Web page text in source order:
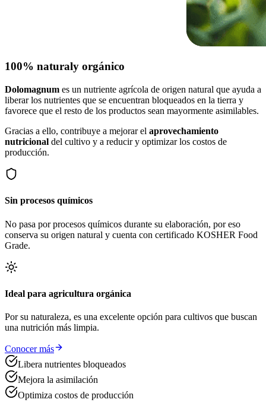
100% naturaly orgánico
Dolomagnum es un nutriente agrícola de origen natural que ayuda a
liberar los nutrientes que se encuentran bloqueados en la tierra y
favorece que el resto de los productos sean mayormente asimilables.
Gracias a ello, contribuye a mejorar el aprovechamiento
nutricional del cultivo y a reducir y optimizar los costos de
producción.
Sin procesos químicos
No pasa por procesos químicos durante su elaboración, por eso
conserva su origen natural y cuenta con certificado KOSHER Food
Grade.
Ideal para agricultura orgánica
Por su naturaleza, es una excelente opción para cultivos que buscan
una nutrición más limpia.
Conocer más
Libera nutrientes bloqueados
Mejora la asimilación
Optimiza costos de producción